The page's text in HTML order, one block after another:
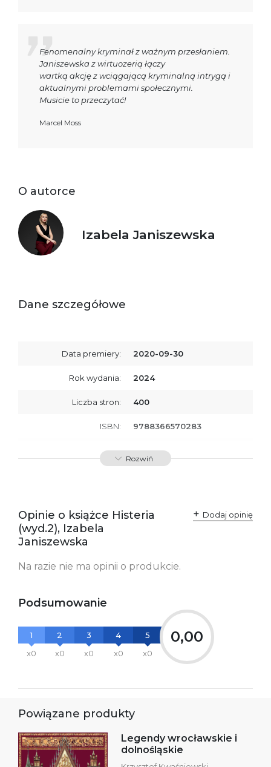
Fenomenalny kryminał z ważnym przesłaniem.
Janiszewska z wirtuozerią łączy
wartką akcję z wciągającą kryminalną intrygą i
aktualnymi problemami społecznymi.
Musicie to przeczytać!
Marcel Moss
O autorce
Izabela Janiszewska
Dane szczegółowe
Data premiery: 2020-09-30
Rok wydania: 2024
Liczba stron: 400
ISBN: 9788366570283
SKU: E201301
Polska
kontakt@wydajenamsie.pl
informacje dotyczące
Rozwiń
Opinie o książce Histeria
(wyd.2), Izabela
Janiszewska
Dodaj opinię
Na razie nie ma opinii o produkcie.
Podsumowanie
1
x0
2
x0
3
x0
4
x0
5
x0
0,00
Powiązane produkty
Legendy wrocławskie i
dolnośląskie